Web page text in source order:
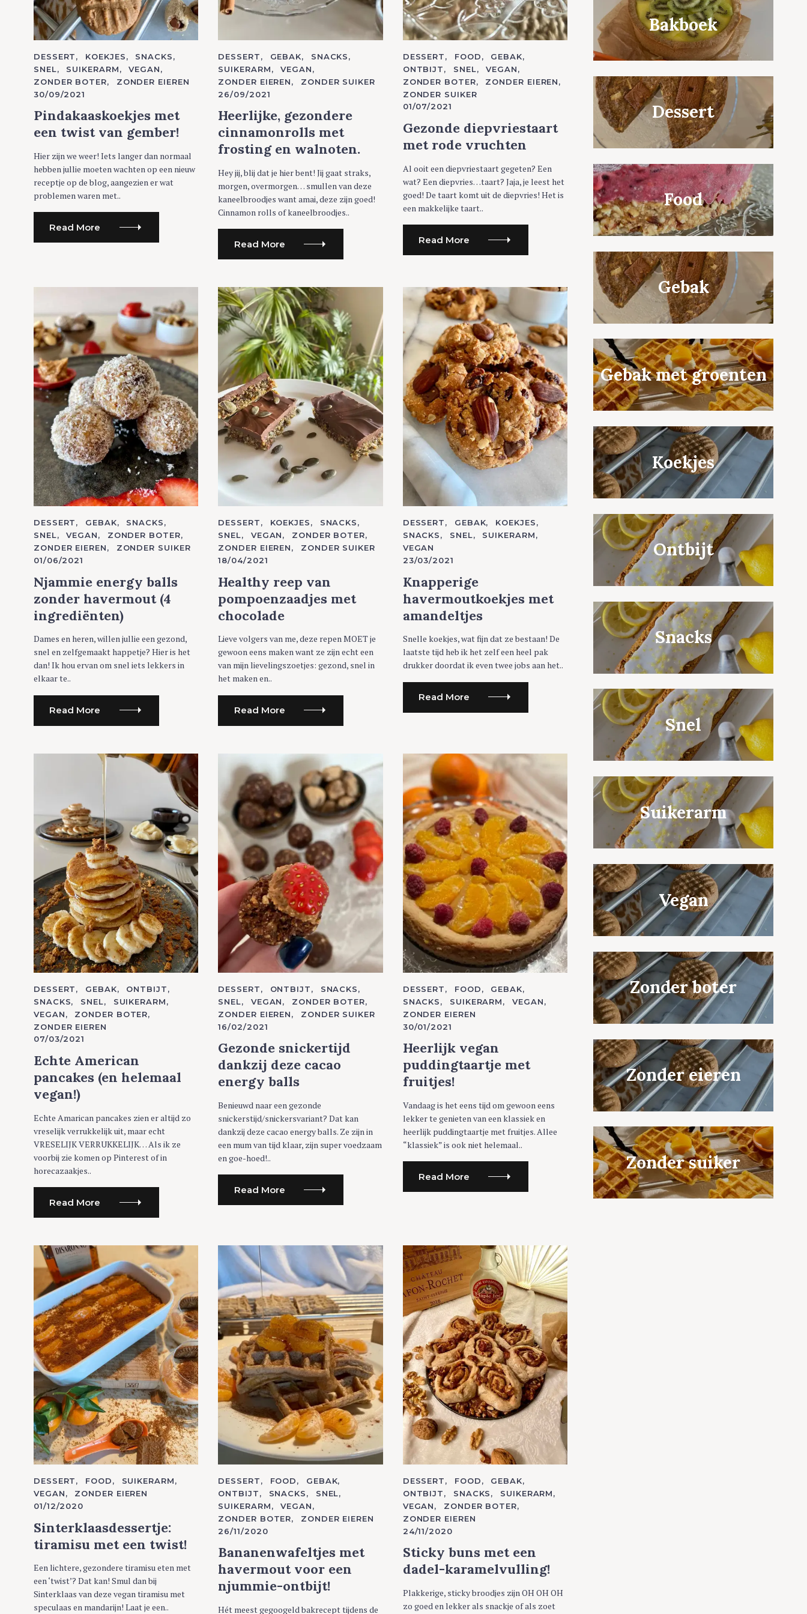
C
A
T
E
G
O
I
S
DESSERT KOEKJES
SNACKS
SNEL
SUIKERARM
VEGAN
ZONDER BOTER
ZONDER EIEREN
30/09/2021
Pindakaaskoekjes met
een twist van gember!
Hier zijn we weer! Iets langer dan normaal
hebben jullie moeten wachten op een nieuw
receptje op de blog, aangezien er wat
problemen waren met..
Read More
C
A
T
E
G
O
I
S
DESSERT GEBAK
SNACKS
SUIKERARM
VEGAN
ZONDER EIEREN
ZONDER SUIKER
26/09/2021
Heerlijke, gezondere
cinnamonrolls met
frosting en walnoten.
Hey jij, blij dat je hier bent! Jij gaat straks,
morgen, overmorgen… smullen van deze
kaneelbroodjes want amai, deze zijn goed!
Cinnamon rolls of kaneelbroodjes..
Read More
C
A
T
E
G
O
R
E
S
DESSERT FOOD
GEBAK
ONTBIJT
SNEL
VEGAN
ZONDER BOTER
ZONDER EIEREN
ZONDER SUIKER
01/07/2021
Gezonde diepvriestaart
met rode vruchten
Al ooit een diepvriestaart gegeten? Een
wat? Een diepvries…taart? Jaja, je leest het
goed! De taart komt uit de diepvries! Het is
een makkelijke taart..
Read More
C
A
T
E
G
O
I
E
S
DESSERT GEBAK
SNACKS
SNEL
VEGAN
ZONDER BOTER
ZONDER EIEREN
ZONDER SUIKER
01/06/2021
Njammie energy balls
zonder havermout (4
ingrediënten)
Dames en heren, willen jullie een gezond,
snel en zelfgemaakt happetje? Hier is het
dan! Ik hou ervan om snel iets lekkers in
elkaar te..
Read More
C
A
T
E
G
O
I
E
S
DESSERT KOEKJES
SNACKS
SNEL
VEGAN
ZONDER BOTER
ZONDER EIEREN
ZONDER SUIKER
18/04/2021
Healthy reep van
pompoenzaadjes met
chocolade
Lieve volgers van me, deze repen MOET je
gewoon eens maken want ze zijn echt een
van mijn lievelingszoetjes: gezond, snel in
het maken en..
Read More
C
A
T
E
G
O
I
E
S
DESSERT GEBAK
KOEKJES
SNACKS
SNEL
SUIKERARM
VEGAN
23/03/2021
Knapperige
havermoutkoekjes met
amandeltjes
Snelle koekjes, wat fijn dat ze bestaan! De
laatste tijd heb ik het zelf een heel pak
drukker doordat ik even twee jobs aan het..
Read More
C
A
T
E
G
O
R
E
S
DESSERT GEBAK
ONTBIJT
SNACKS
SNEL
SUIKERARM
VEGAN
ZONDER BOTER
ZONDER EIEREN
07/03/2021
Echte American
pancakes (en helemaal
vegan!)
Echte Amarican pancakes zien er altijd zo
vreselijk verrukkelijk uit, maar echt
VRESELIJK VERRUKKELIJK… Als ik ze
voorbij zie komen op Pinterest of in
horecazaakjes..
Read More
C
A
T
E
G
O
I
S
DESSERT ONTBIJT
SNACKS
SNEL
VEGAN
ZONDER BOTER
ZONDER EIEREN
ZONDER SUIKER
16/02/2021
Gezonde snickertijd
dankzij deze cacao
energy balls
Benieuwd naar een gezonde
snickerstijd/snickersvariant? Dat kan
dankzij deze cacao energy balls. Ze zijn in
een mum van tijd klaar, zijn super voedzaam
en goe-hoed!..
Read More
C
A
T
E
G
O
I
S
DESSERT FOOD
GEBAK
SNACKS
SUIKERARM
VEGAN
ZONDER EIEREN
30/01/2021
Heerlijk vegan
puddingtaartje met
fruitjes!
Vandaag is het eens tijd om gewoon eens
lekker te genieten van een klassiek en
heerlijk puddingtaartje met fruitjes. Allee
“klassiek” is ook niet helemaal..
Read More
C
A
T
E
O
R
I
E
DESSERT FOOD
SUIKERARM
VEGAN
ZONDER EIEREN
01/12/2020
Sinterklaasdessertje:
tiramisu met een twist!
Een lichtere, gezondere tiramisu eten met
een ‘twist’? Dat kan! Smul dan bij
Sinterklaas van deze vegan tiramisu met
speculaas en mandarijn! Laat je een..
C
A
T
E
G
O
R
E
S
DESSERT FOOD
GEBAK
ONTBIJT
SNACKS
SNEL
SUIKERARM
VEGAN
ZONDER BOTER
ZONDER EIEREN
26/11/2020
Bananenwafeltjes met
havermout voor een
njummie-ontbijt!
Hét meest gegoogeld bakrecept tijdens de
C
A
T
E
G
O
R
E
S
DESSERT FOOD
GEBAK
ONTBIJT
SNACKS
SUIKERARM
VEGAN
ZONDER BOTER
ZONDER EIEREN
24/11/2020
Sticky buns met een
dadel-karamelvulling!
Plakkerige, sticky broodjes zijn OH OH OH
zo goed en lekker als snackje of als zoet
Bakboek
Dessert
Food
Gebak
Gebak met groenten
Koekjes
Ontbijt
Snacks
Snel
Suikerarm
Vegan
Zonder boter
Zonder eieren
Zonder suiker
S
r
c
h
f
o
r
:
Press Esc to cancel.